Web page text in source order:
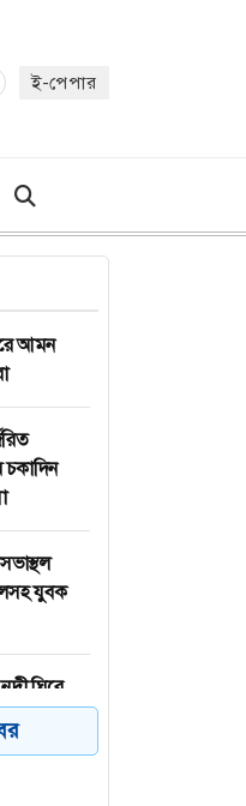
ই-পেপার
আমন
চকাদিন
যুবক
ঘিরে
রূপ